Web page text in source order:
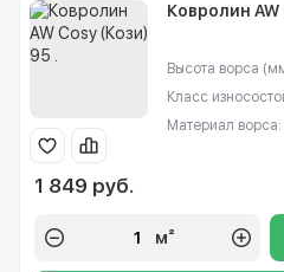
Ковролин
Высота ворса
Класс
Материал ворса:
1 849 руб.
м²